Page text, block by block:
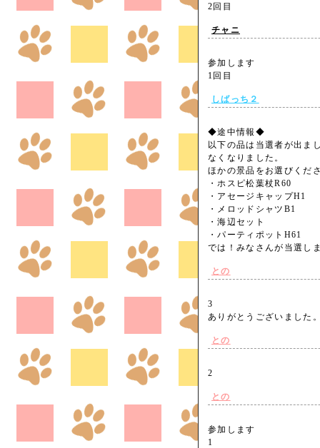
2回目
チャニ
参加します
1回目
しばっち２
◆途中情報◆
以下の品は当選者が出ま
なくなりました。
ほかの景品をお選びくだ
・ホスピ松葉杖R60
・アセージキャップH1
・メロッドシャツB1
・海辺セット
・パーティポットH61
では！みなさんが当選
との
3
ありがとうございまし
との
2
との
参加します
1